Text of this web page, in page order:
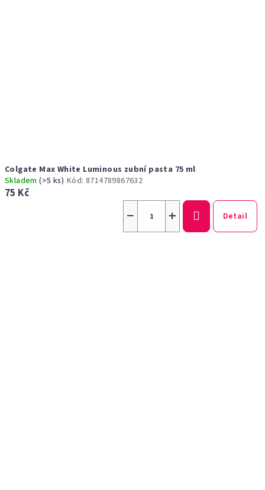
Colgate Max White Luminous zubní pasta 75 ml
Skladem(>5 ks) Kód:8714789867632
75 Kč
+
− Detail